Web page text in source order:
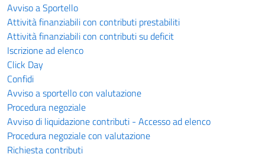
Avviso a Sportello
Attività finanziabili con contributi prestabiliti
Attività finanziabili con contributi su deficit
Iscrizione ad elenco
Click Day
Confidi
Avviso a sportello con valutazione
Procedura negoziale
Avviso di liquidazione contributi - Accesso ad elenco
Procedura negoziale con valutazione
Richiesta contributi